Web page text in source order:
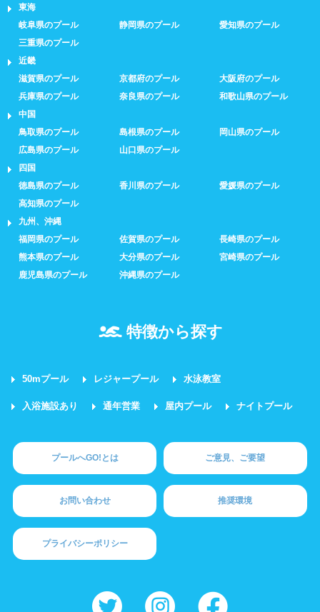
東海
岐阜県のプール
静岡県のプール
愛知県のプール
三重県のプール
近畿
滋賀県のプール
京都府のプール
大阪府のプール
兵庫県のプール
奈良県のプール
和歌山県のプール
中国
鳥取県のプール
島根県のプール
岡山県のプール
広島県のプール
山口県のプール
四国
徳島県のプール
香川県のプール
愛媛県のプール
高知県のプール
九州、沖縄
福岡県のプール
佐賀県のプール
長崎県のプール
熊本県のプール
大分県のプール
宮崎県のプール
鹿児島県のプール
沖縄県のプール
特徴から探す
50mプール レジャープール 水泳教室
入浴施設あり 通年営業 屋内プール ナイトプール
プールへGO!とは ご意見、ご要望
お問い合わせ 推奨環境
プライバシーポリシー